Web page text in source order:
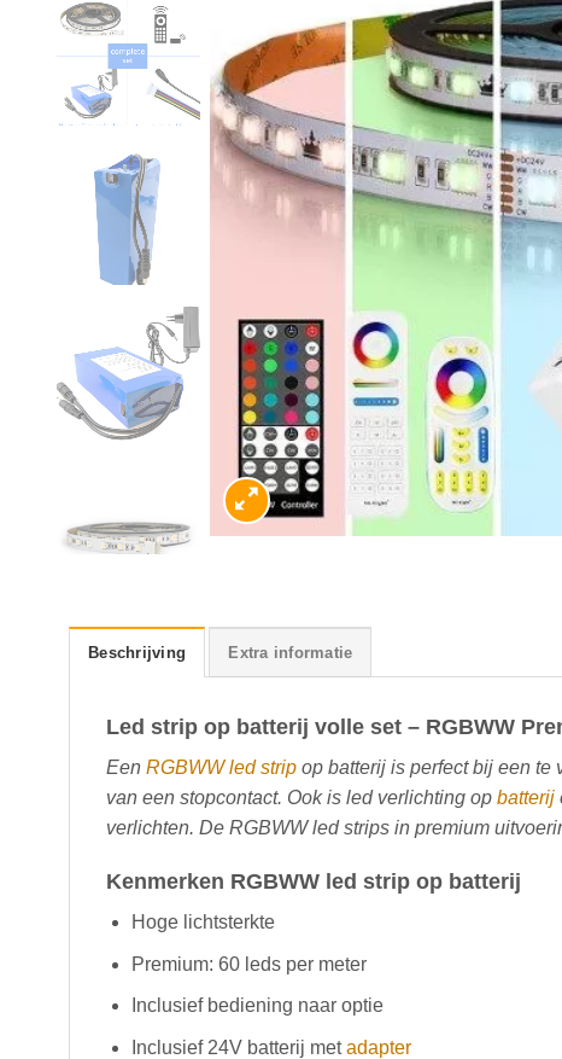
Beschrijving Extra informatie
Led strip op batterij volle set – RGBWW
Een RGBWW led strip op batterij is perfect bij een te
van een stopcontact. Ook is led verlichting op batterij
verlichten. De RGBWW led strips in premium
Kenmerken RGBWW led strip op batterij
Hoge lichtsterkte
Premium: 60 leds per meter
Inclusief bediening naar optie
Inclusief 24V batterij metadapter